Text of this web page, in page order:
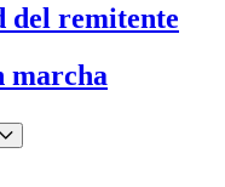
del remitente
marcha